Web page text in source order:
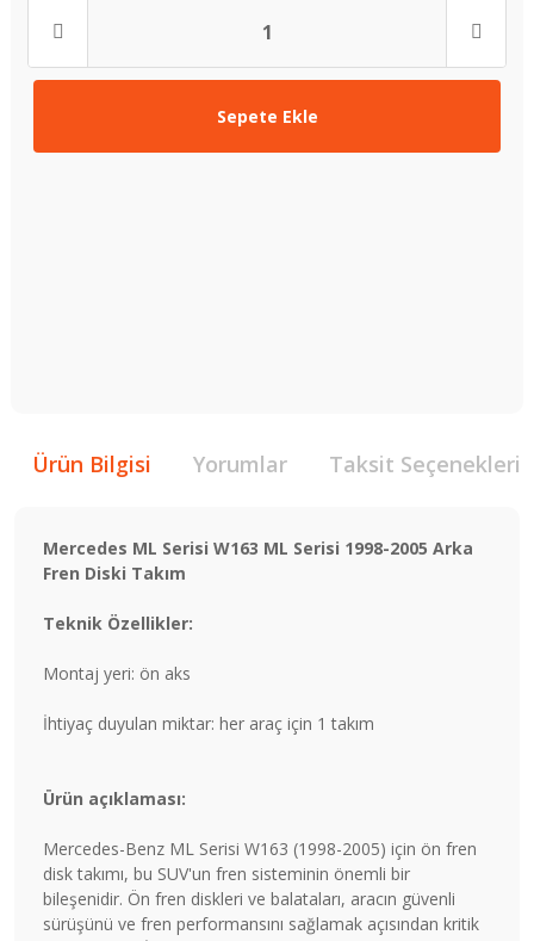
Sepete Ekle
Ürün Bilgisi Yorumlar Taksit Seçenekleri
Mercedes ML Serisi W163 ML Serisi 1998-2005 Arka
Fren Diski Takım
Teknik Özellikler:
Montaj yeri: ön aks
İhtiyaç duyulan miktar: her araç için 1 takım
Ürün açıklaması:
Mercedes-Benz ML Serisi W163 (1998-2005) için ön fren
disk takımı, bu SUV'un fren sisteminin önemli bir
bileşenidir. Ön fren diskleri ve balataları, aracın güvenli
sürüşünü ve fren performansını sağlamak açısından kritik